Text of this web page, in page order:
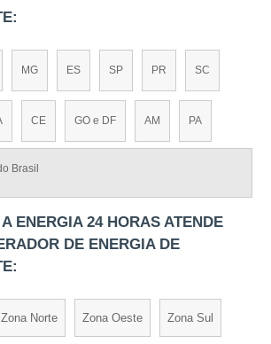
MG ES SP PR SC
CE GO e DF AM PA
Brasil
ENERGIA 24 HORAS ATENDE
DE ENERGIA DE
Zona Norte Zona Oeste Zona Sul